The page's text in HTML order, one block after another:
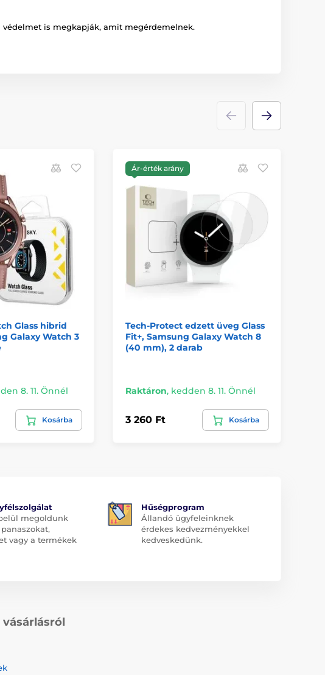
is megkapják, amit megérdemelnek.
Glass hibrid
Galaxy Watch 3
8. 11. Önnél
Kosárba
Ár-érték arány
Tech-Protect edzett üveg Glass
Fit+, Samsung Galaxy Watch 8
(40 mm), 2 darab
Raktáron, kedden 8. 11. Önnél
3 260 Ft Kosárba
megoldunk
vagy a termékek
Hűségprogram
Állandó ügyfeleinknek
érdekes kedvezményekkel
kedveskedünk.